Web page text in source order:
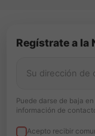
Regístrate a la
Puede darse de baja
información de
Acepto recibir